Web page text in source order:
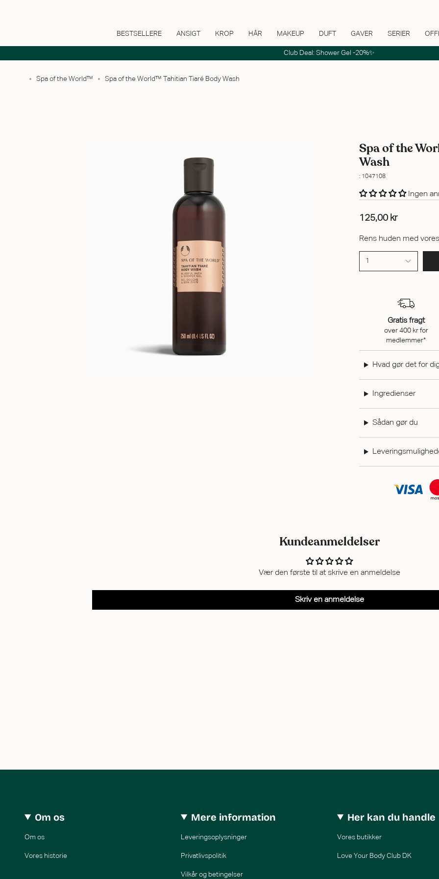
BESTSELLERE ANSIGT KROP HÅR MAKEUP DUFT GAVER SERIER
Club Deal: Shower Gel -20%✨
Spa of the World™ Spa of the World™ Tahitian Tiaré Body Wash
Spa of the
Wash
: 1047108
Ingen
125,00 kr
Rens huden med
1
Gratis fragt
over 400 kr for
medlemmer*
Hvad gør det for
Ingredienser
Sådan gør du
Kundeanmeldelser
Vær den første til at skrive en anmeldelse
Skriv en anmeldelse
Om os
Om os
Vores historie
Mere information
Leveringsoplysninger
Privatlivspolitik
Vilkår og betingelser
Her kan du handle
Vores butikker
Love Your Body Club DK